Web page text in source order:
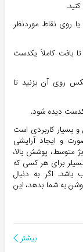
یا روی نقاط موردنظر
بافت کاملاً یکدست
روی آن بزنید تا
دیده شود.
متعادل و بسیار کاربردی است
و ایجاد آرایشی
متوسط، پوشش بالا،
برای هر کسی که
اگر به دنبال
به شما بدهد، این
بیشتر